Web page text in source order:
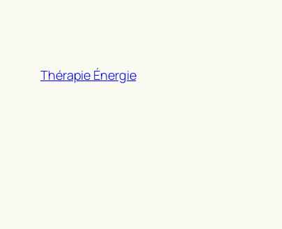
Thérapie Énergie